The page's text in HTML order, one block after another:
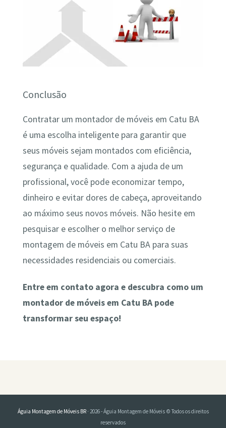
Conclusão
Contratar um montador de móveis em Catu BA
é uma escolha inteligente para garantir que
seus móveis sejam montados com eficiência,
segurança e qualidade. Com a ajuda de um
profissional, você pode economizar tempo,
dinheiro e evitar dores de cabeça, aproveitando
ao máximo seus novos móveis. Não hesite em
pesquisar e escolher o melhor serviço de
montagem de móveis em Catu BA para suas
necessidades residenciais ou comerciais.
Entre em contato agora e descubra como um
montador de móveis em Catu BA pode
transformar seu espaço!
Águia Montagem de Móveis BR· 2026 - Águia Montagem de Móveis © Todos os direitos
reservados